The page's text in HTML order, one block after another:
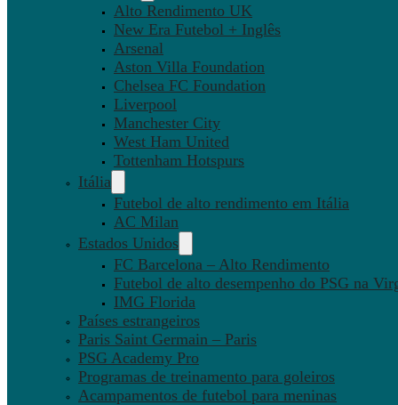
Alto Rendimento UK
New Era Futebol + Inglês
Arsenal
Aston Villa Foundation
Chelsea FC Foundation
Liverpool
Manchester City
West Ham United
Tottenham Hotspurs
Itália
Futebol de alto rendimento em Itália
AC Milan
Estados Unidos
FC Barcelona – Alto Rendimento
Futebol de alto desempenho do PSG na
IMG Florida
Países estrangeiros
Paris Saint Germain – Paris
PSG Academy Pro
Programas de treinamento para goleiros
Acampamentos de futebol para meninas